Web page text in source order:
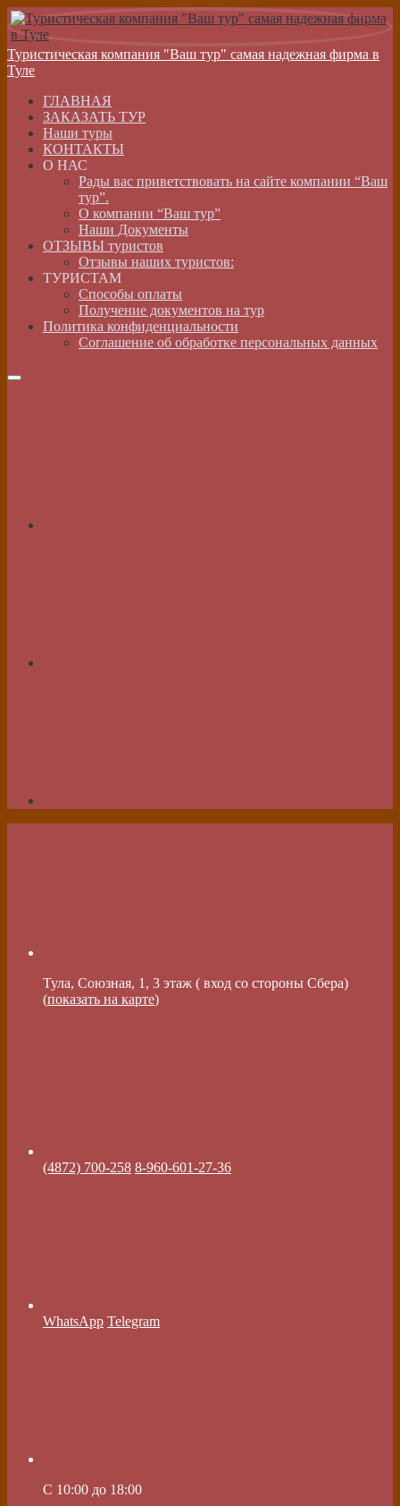
Туристическая компания "Ваш тур" самая надежная фирма в
Туле
ГЛАВНАЯ
ЗАКАЗАТЬ ТУР
Наши туры
КОНТАКТЫ
О НАС
Рады вас приветствовать на сайте компании “Ваш
тур”.
О компании “Ваш тур”
Наши Документы
ОТЗЫВЫ туристов
Отзывы наших туристов:
ТУРИСТАМ
Способы оплаты
Получение документов на тур
Политика конфиденциальности
Соглашение об обработке персональных данных
Тула, Союзная, 1, 3 этаж ( вход со стороны Сбера)
(показать на карте)
(4872) 700-258 8-960-601-27-36
WhatsApp Telegram
C 10:00 до 18:00